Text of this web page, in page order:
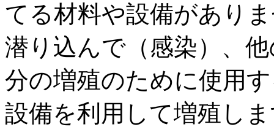
てる材料や設備があり
潜り込んで（感染）、
分の増殖のために使用
設備を利用して増殖し